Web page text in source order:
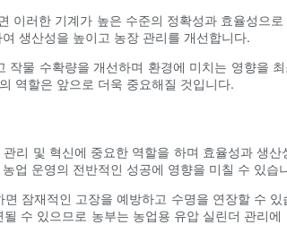
이러한 기계가 높은 수준의 정확성과 효율성으
생산성을 높이고 농장 관리를 개선합니다.
물 수확량을 개선하며 환경에 미치는 영향을
역할은 앞으로 더욱 중요해질 것입니다.
리 및 혁신에 중요한 역할을 하며 효율성과 생산
업 운영의 전반적인 성공에 영향을 미칠 수 있습
잠재적인 고장을 예방하고 수명을 연장할 수 있
수 있으므로 농부는 농업용 유압 실린더 관리에